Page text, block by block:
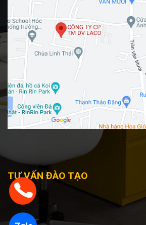
TƯ VẤN ĐÀO TẠO